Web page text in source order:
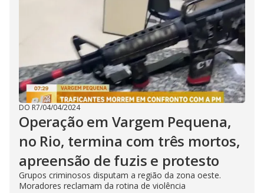
DO R7/04/04/2024
Operação em Vargem Pequena,
no Rio, termina com três mortos,
apreensão de fuzis e protesto
Grupos criminosos disputam a região da zona oeste.
Moradores reclamam da rotina de violência